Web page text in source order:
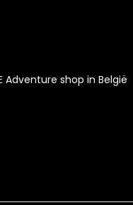
Adventure shop in België